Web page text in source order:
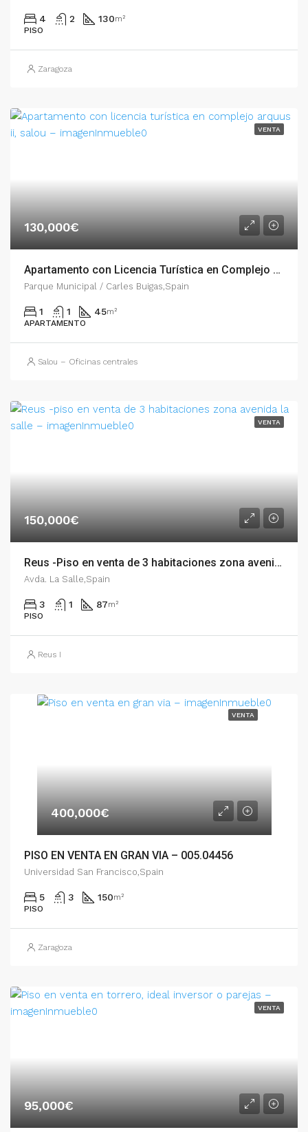
4 2 130m²
PISO
Zaragoza
VENTA
130,000€
Apartamento con Licencia Turística en Complejo ARQUUS II, Salou – 003.03365
Parque Municipal / Carles Buigas,Spain
1 1 45m²
APARTAMENTO
Salou – Oficinas centrales
VENTA
150,000€
Reus -Piso en venta de 3 habitaciones zona avenida La Salle – 002.06256
Avda. La Salle,Spain
3 1 87m²
PISO
Reus I
VENTA
400,000€
PISO EN VENTA EN GRAN VIA – 005.04456
Universidad San Francisco,Spain
5 3 150m²
PISO
Zaragoza
VENTA
95,000€